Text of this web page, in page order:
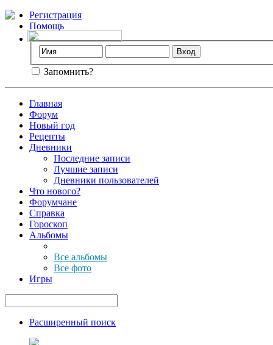
Регистрация
Помощь
Запомнить?
Главная
Форум
Новый год
Рецепты
Дневники
Последние записи
Лучшие записи
Дневники пользователей
Что нового?
Форумчане
Справка
Гороскоп
Альбомы
Все альбомы
Все фото
Игры
Расширенный поиск